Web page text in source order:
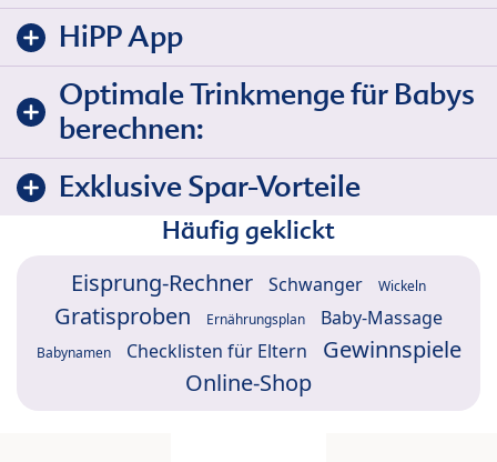
HiPP App
Optimale Trinkmenge für Babys
berechnen:
Exklusive Spar-Vorteile
Häufig geklickt
Eisprung-Rechner Schwanger Wickeln
Gratisproben Ernährungsplan Baby-Massage
Babynamen Checklisten für Eltern
Gewinnspiele
Online-Shop